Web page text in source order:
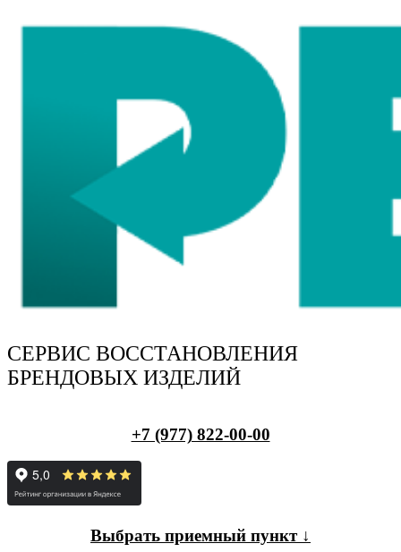
СЕРВИС ВОССТАНОВЛЕНИЯ
БРЕНДОВЫХ ИЗДЕЛИЙ
+7 (977) 822-00-00
Выбрать приемный пункт ↓